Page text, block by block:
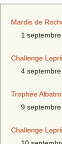
Mardis de
1
Challenge
4
Trophée
9
Challenge